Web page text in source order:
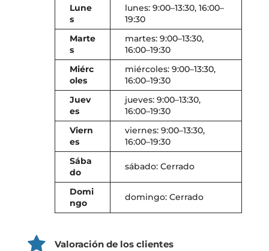
Lune
s
lunes: 9:00–13:30, 16:00–
19:30
Marte
s
martes: 9:00–13:30,
16:00–19:30
Miérc
oles
miércoles: 9:00–13:30,
16:00–19:30
Juev
es
jueves: 9:00–13:30,
16:00–19:30
Viern
es
viernes: 9:00–13:30,
16:00–19:30
Sába
do
sábado: Cerrado
Domi
ngo
domingo: Cerrado
Valoración de los clientes